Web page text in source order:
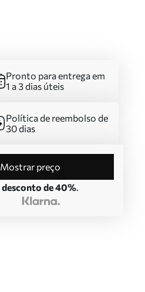
Pronto para entrega em
1 a 3 dias úteis
Política de reembolso de
30 dias
Mostrar preço
desconto de 40%.